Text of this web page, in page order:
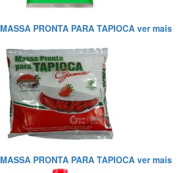
MASSA PRONTA PARA TAPIOCA ver mais
MASSA PRONTA PARA TAPIOCA ver mais